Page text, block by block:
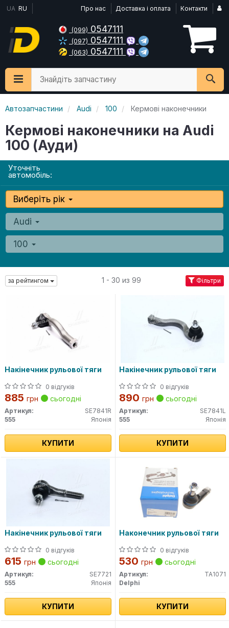
UA RU Про нас Доставка і оплата Контакти
(099) 0547111
(097) 0547111
(063) 0547111
Знайдіть запчастину
Автозапчастини Audi 100 Кермові наконечники
Кермові наконечники на Audi
100 (Ауди)
Уточніть
автомобіль:
Виберіть рік
Audi
100
за рейтингом 1 - 30 из 99 Фільтри
Накінечник рульової тяги
0 відгуків
885 грн сьогодні
Артикул:
SE7841R
555
Японія
КУПИТИ
Накінечник рульової тяги
0 відгуків
890 грн сьогодні
Артикул:
SE7841L
555
Японія
КУПИТИ
Накінечник рульової тяги
0 відгуків
615 грн сьогодні
Артикул:
SE7721
555
Японія
КУПИТИ
Наконечник рульової тяги
0 відгуків
530 грн сьогодні
Артикул:
TA1071
Delphi
КУПИТИ